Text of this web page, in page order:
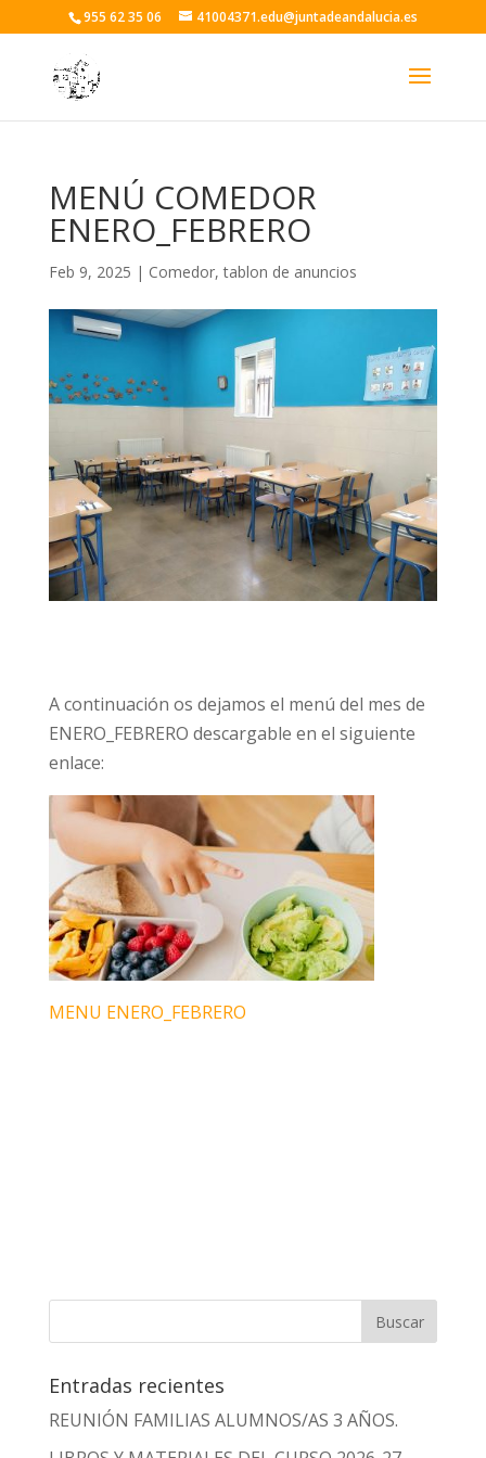
955 62 35 06 41004371.edu@juntadeandalucia.es
MENÚ COMEDOR
ENERO_FEBRERO
Feb 9, 2025 | Comedor,tablon de anuncios
A continuación os dejamos el menú del mes de
ENERO_FEBRERO descargable en el siguiente
enlace:
MENU ENERO_FEBRERO
Entradas recientes
REUNIÓN FAMILIAS ALUMNOS/AS 3 AÑOS.